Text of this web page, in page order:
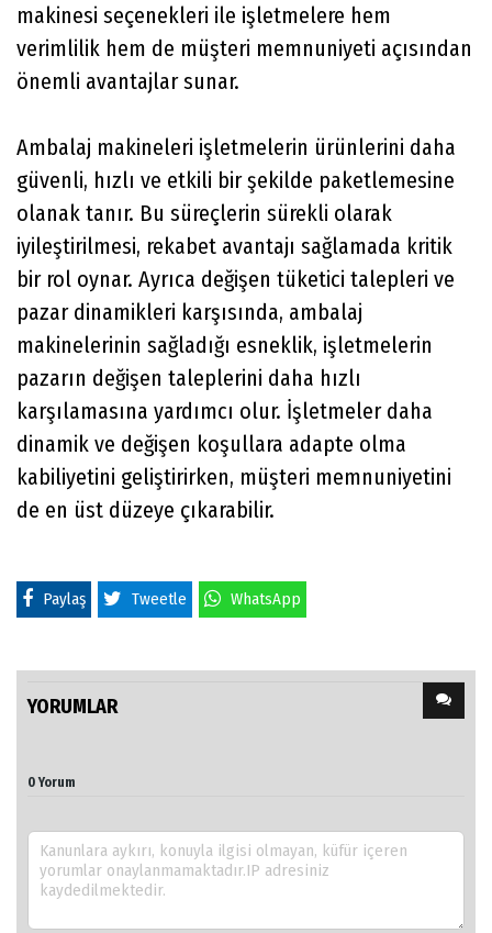
makinesi seçenekleri ile işletmelere hem
verimlilik hem de müşteri memnuniyeti açısından
önemli avantajlar sunar.
Ambalaj makineleri işletmelerin ürünlerini daha
güvenli, hızlı ve etkili bir şekilde paketlemesine
olanak tanır. Bu süreçlerin sürekli olarak
iyileştirilmesi, rekabet avantajı sağlamada kritik
bir rol oynar. Ayrıca değişen tüketici talepleri ve
pazar dinamikleri karşısında, ambalaj
makinelerinin sağladığı esneklik, işletmelerin
pazarın değişen taleplerini daha hızlı
karşılamasına yardımcı olur. İşletmeler daha
dinamik ve değişen koşullara adapte olma
kabiliyetini geliştirirken, müşteri memnuniyetini
de en üst düzeye çıkarabilir.
Paylaş Tweetle WhatsApp
YORUMLAR
0 Yorum